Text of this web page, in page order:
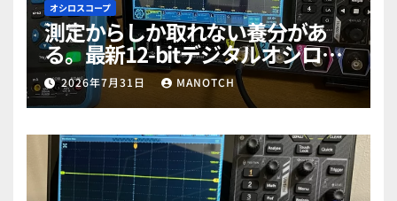
オシロスコープ
測定からしか取れない養分があ
る。最新12-bitデジタルオシロス
コープ「RIGOL MHO984」で勉強
だぜ！part2
2026年7月31日 MANOTCH